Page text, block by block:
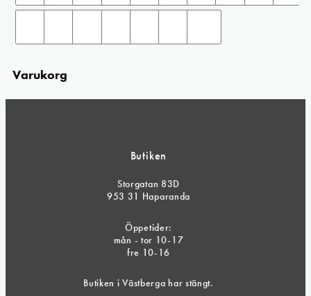
Varukorg
Butiken
Storgatan 83D
953 31 Haparanda
Öppetider:
mån - tor 10-17
fre 10-16
Butiken i Västberga har stängt.